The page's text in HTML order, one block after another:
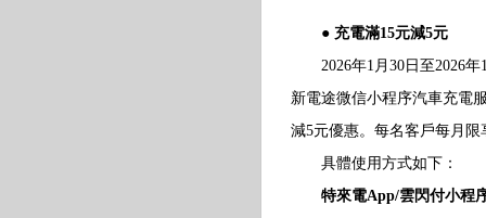
● 充電滿15元減5元
2026年1月30日至2026年
新電途微信小程序汽車充電
減5元優惠。每名客戶每月
具體使用方式如下：
特來電App/雲閃付小程